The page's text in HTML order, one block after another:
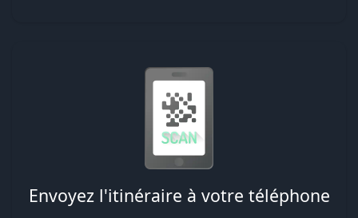
Envoyez l'itinéraire à votre téléphone